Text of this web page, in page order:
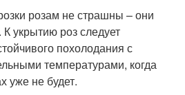
розам не страшны – они
К укрытию роз следует
похолодания с
температурами, когда
уже не будет.